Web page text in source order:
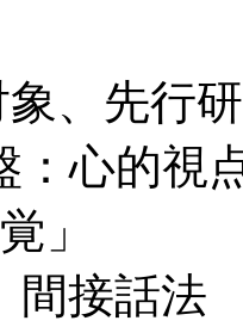
、先行
：心的視
」
接話法